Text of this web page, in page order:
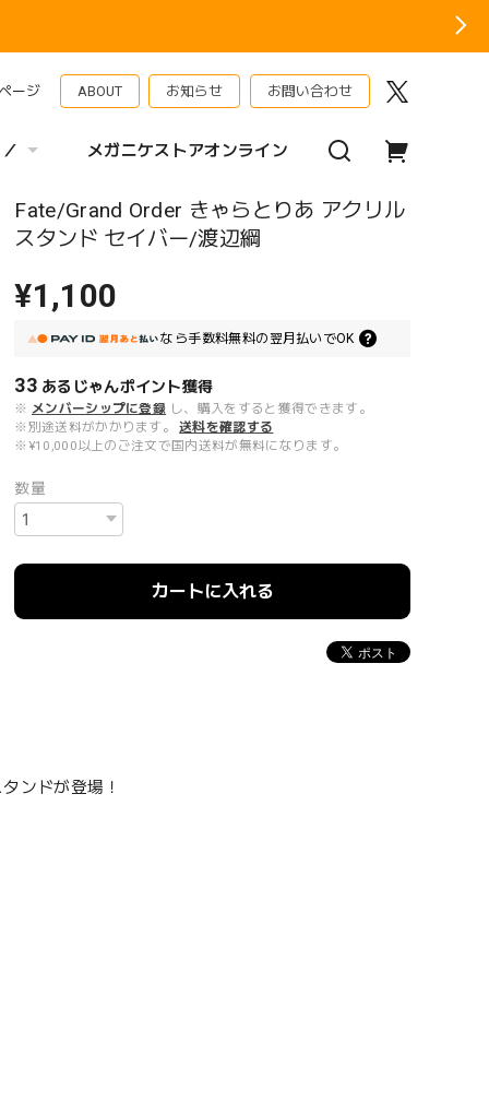
ージ ABOUT お知らせ お問い合わせ
メガニケストアオンライン
Fate/Grand Order きゃらとりあ アクリル
スタンド セイバー/渡辺綱
¥1,100
なら手数料無料の 翌月払いでOK
33 あるじゃんポイント獲得
※ メンバーシップに登録 し、購入をすると獲得できます。
※別途送料がかかります。
送料を確認する
※¥10,000以上のご注文で国内送料が無料になります。
数量
カートに入れる
ンドが登場！